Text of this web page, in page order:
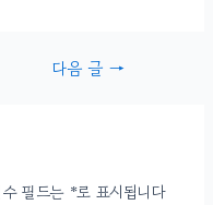
다음 글 →
필드는 *로 표시됩니다